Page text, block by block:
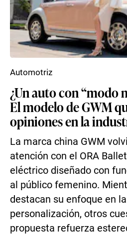
¿Un auto con “modo
El modelo de GWM
opiniones en la
La marca china GWM
atención con el ORA
eléctrico diseñado con
al público femenino.
destacan su enfoque en
personalización, otros
propuesta refuerza
Automotriz